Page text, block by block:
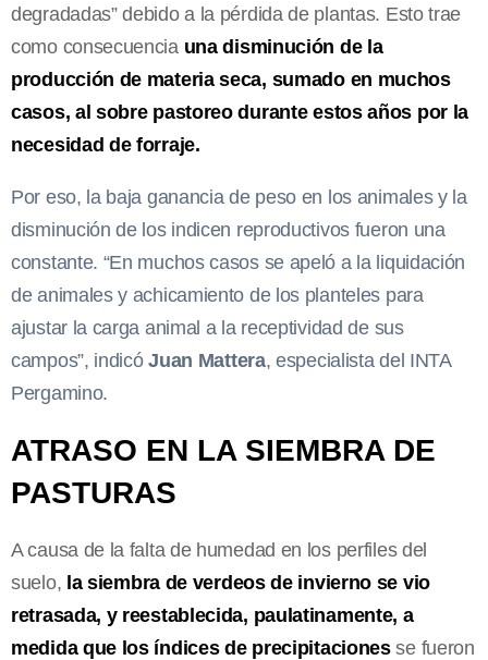
degradadas” debido a la pérdida de plantas. Esto trae
como consecuencia una disminución de la
producción de materia seca, sumado en muchos
casos, al sobre pastoreo durante estos años por la
necesidad de forraje.
Por eso, la baja ganancia de peso en los animales y la
disminución de los indicen reproductivos fueron una
constante. “En muchos casos se apeló a la liquidación
de animales y achicamiento de los planteles para
ajustar la carga animal a la receptividad de sus
campos”, indicóJuan Mattera, especialista del INTA
Pergamino.
ATRASO EN LA SIEMBRA DE
PASTURAS
A causa de la falta de humedad en los perfiles del
suelo, la siembra de verdeos de invierno se vio
retrasada, y reestablecida, paulatinamente, a
medida que los índices de precipitacionesse fueron